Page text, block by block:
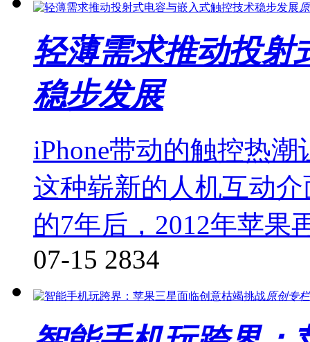
轻薄需求推动投射
稳步发展
iPhone带动的触控热
这种崭新的人机互动
的7年后，2012年苹果
07-15 2834
原创专栏